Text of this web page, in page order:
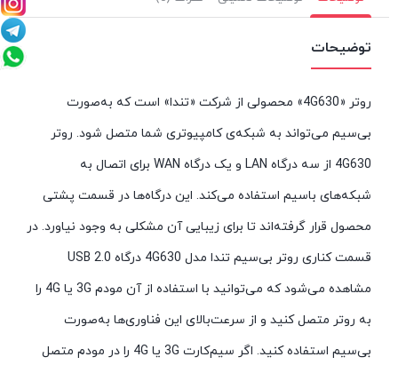
توضیحات
روتر «4G630» محصولی از شرکت «تندا» است که به‌صورت
بی‌سیم می‌تواند به شبکه‌ی کامپیوتری شما متصل شود. روتر
4G630 از سه درگاه LAN
و یک درگاه WAN برای اتصال به
شبکه‌های باسیم استفاده می‌کند. این درگاه‌ها در قسمت پشتی
محصول قرار گرفته‌اند تا برای زیبایی آن مشکلی به وجود نیاورد. در
قسمت کناری روتر بی‌سیم تندا مدل 4G630 درگاه USB 2.0
مشاهده می‌شود که می‌توانید با استفاده از آن مودم 3G یا 4G را
به روتر متصل کنید و از سرعت‌بالای این فناوری‌ها به‌صورت
بی‌سیم استفاده کنید. اگر سیم‌کارت 3G یا 4G را در مودم متصل